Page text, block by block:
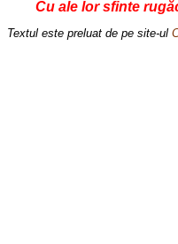
Cu ale lor sfinte
Textul este preluat de pe site-ul